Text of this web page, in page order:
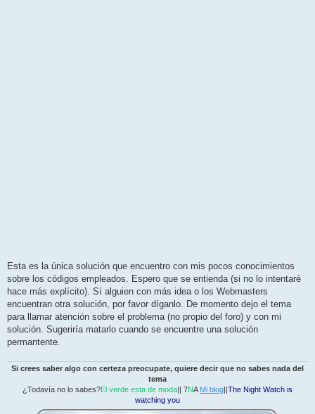
Esta es la única solución que encuentro con mis pocos conocimientos
sobre los códigos empleados. Espero que se entienda (si no lo intentaré
hace más explícito). Sí alguien con más idea o los Webmasters
encuentran otra solución, por favor díganlo. De momento dejo el tema
para llamar atención sobre el problema (no propio del foro) y con mi
solución. Sugeriría matarlo cuando se encuentre una solución
permantente.
Si crees saber algo con certeza preocupate, quiere decir que no sabes nada del
tema
¿Todavía no lo sabes?El verde esta de moda|| 7NA Mi blog||The Night Watch is
watching you